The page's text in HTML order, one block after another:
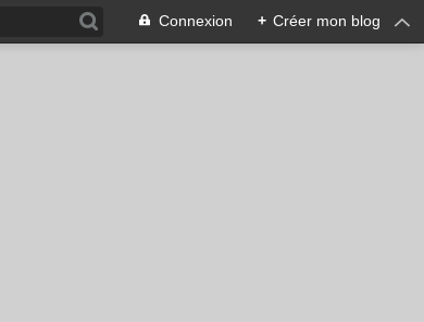
Connexion + Créer mon blog